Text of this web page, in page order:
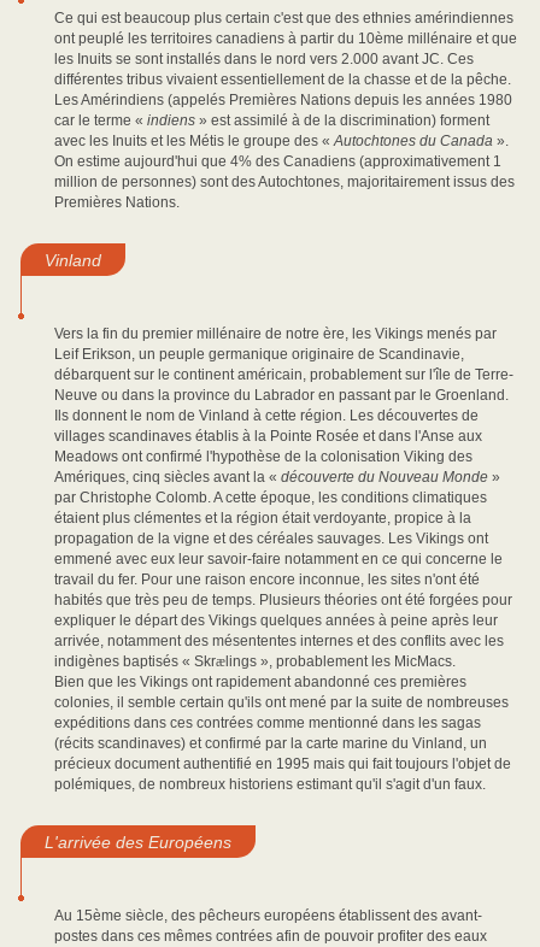
Ce qui est beaucoup plus certain c'est que des ethnies amérindiennes
ont peuplé les territoires canadiens à partir du 10ème millénaire et que
les Inuits se sont installés dans le nord vers 2.000 avant JC. Ces
différentes tribus vivaient essentiellement de la chasse et de la pêche.
Les Amérindiens (appelés Premières Nations depuis les années 1980
car le terme « indiens » est assimilé à de la discrimination) forment
avec les Inuits et les Métis le groupe des « Autochtones du Canada ».
On estime aujourd'hui que 4% des Canadiens (approximativement 1
million de personnes) sont des Autochtones, majoritairement issus des
Premières Nations.
Vinland
Vers la fin du premier millénaire de notre ère, les Vikings menés par
Leif Erikson, un peuple germanique originaire de Scandinavie,
débarquent sur le continent américain, probablement sur l'île de Terre-
Neuve ou dans la province du Labrador en passant par le Groenland.
Ils donnent le nom de Vinland à cette région. Les découvertes de
villages scandinaves établis à la Pointe Rosée et dans l'Anse aux
Meadows ont confirmé l'hypothèse de la colonisation Viking des
Amériques, cinq siècles avant la « découverte du Nouveau Monde »
par Christophe Colomb. A cette époque, les conditions climatiques
étaient plus clémentes et la région était verdoyante, propice à la
propagation de la vigne et des céréales sauvages. Les Vikings ont
emmené avec eux leur savoir-faire notamment en ce qui concerne le
travail du fer. Pour une raison encore inconnue, les sites n'ont été
habités que très peu de temps. Plusieurs théories ont été forgées pour
expliquer le départ des Vikings quelques années à peine après leur
arrivée, notamment des mésententes internes et des conflits avec les
indigènes baptisés « Skræ lings », probablement les MicMacs.
Bien que les Vikings ont rapidement abandonné ces premières
colonies, il semble certain qu'ils ont mené par la suite de nombreuses
expéditions dans ces contrées comme mentionné dans les sagas
(récits scandinaves) et confirmé par la carte marine du Vinland, un
précieux document authentifié en 1995 mais qui fait toujours l'objet de
polémiques, de nombreux historiens estimant qu'il s'agit d'un faux.
L'arrivée des Européens
Au 15ème siècle, des pêcheurs européens établissent des avant-
postes dans ces mêmes contrées afin de pouvoir profiter des eaux